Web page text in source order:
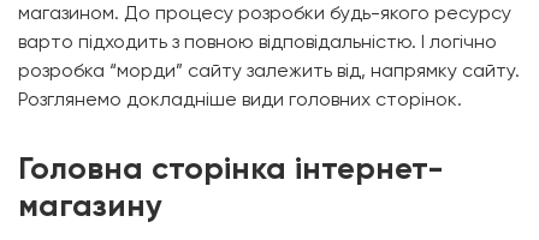
магазином. До процесу розробки будь-якого ресурсу
варто підходить з повною відповідальністю. І логічно
розробка “морди” сайту залежить від, напрямку сайту.
Розглянемо докладніше види головних сторінок.
Головна сторінка інтернет-
магазину